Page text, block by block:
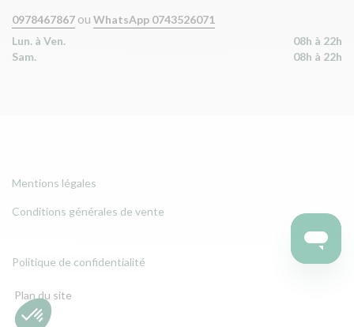
0978467867 ou WhatsApp 0743526071
Lun. à Ven.
08h à 22h
Sam.
08h à 22h
Mentions légales
Conditions générales de vente
Politique de confidentialité
Plan du site